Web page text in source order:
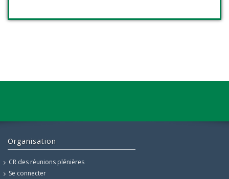
Organisation
CR des réunions plénières
Se connecter